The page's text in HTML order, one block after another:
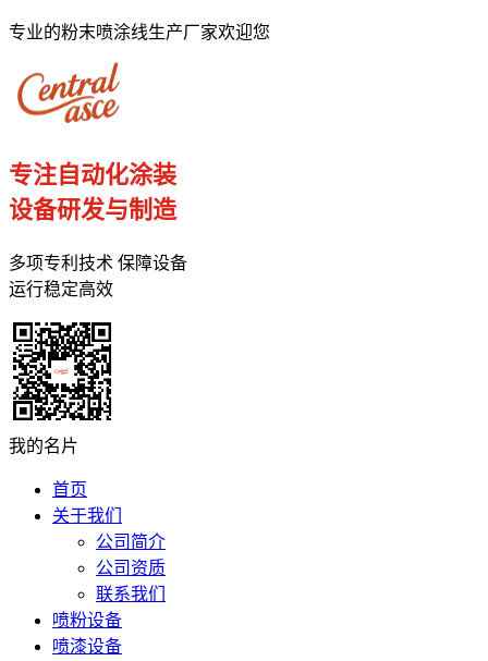
专业的粉末喷涂线生产厂家欢迎您
专注自动化涂装
设备研发与制造
多项专利技术 保障设备
运行稳定高效
我的名片
首页
关于我们
公司简介
公司资质
联系我们
喷粉设备
喷漆设备